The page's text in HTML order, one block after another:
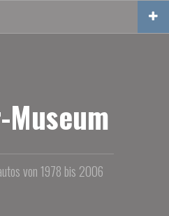
Museum
von 1978 bis 2006